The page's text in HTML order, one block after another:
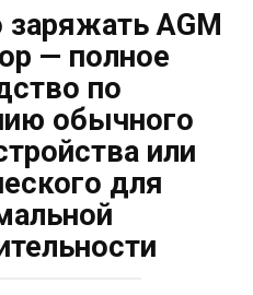
заряжать AGM
— полное
по
обычного
или
для